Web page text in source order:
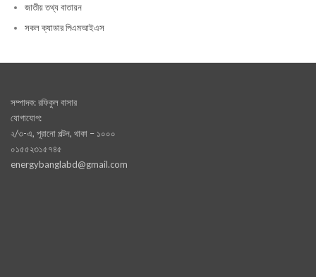
জাতীয় তথ্য বাতায়ন
সকল ক্যাডার পিএমআইএস
সম্পাদক: রফিকুল বাসার
যোগাযোগ:
২/৩-এ, পূরানো পল্টন, থাকা – ১০০০
০১৫৫২৩১৫৭৪৫
energybanglabd@gmail.com